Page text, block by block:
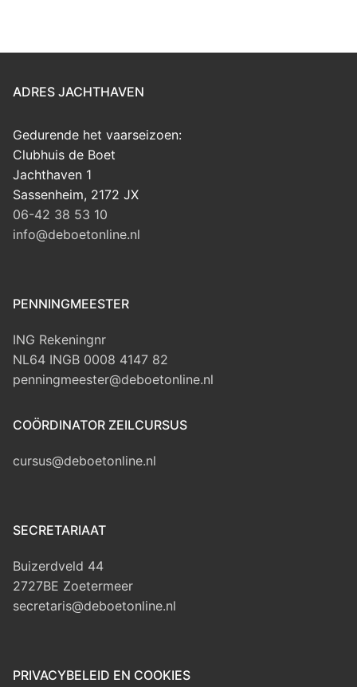
ADRES JACHTHAVEN
Gedurende het vaarseizoen:
Clubhuis de Boet
Jachthaven 1
Sassenheim, 2172 JX
06-42 38 53 10
info@deboetonline.nl
PENNINGMEESTER
ING Rekeningnr
NL64 INGB 0008 4147 82
penningmeester@deboetonline.nl
COÖRDINATOR ZEILCURSUS
cursus@deboetonline.nl
SECRETARIAAT
Buizerdveld 44
2727BE Zoetermeer
secretaris@deboetonline.nl
PRIVACYBELEID EN COOKIES